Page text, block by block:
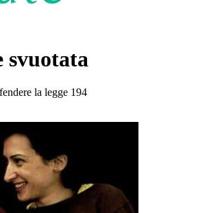
svuotata
la legge 194